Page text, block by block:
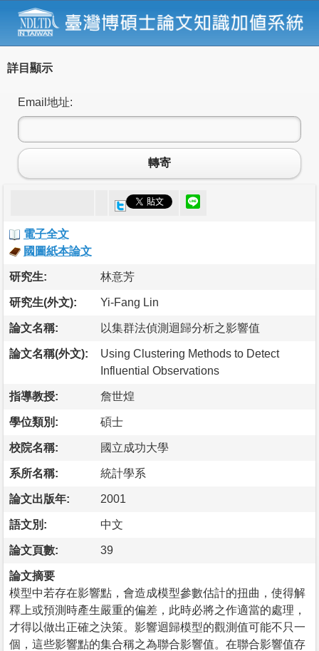
詳目顯示
Email地址:
轉寄
電子全文
國圖紙本論文
研究生: 林意芳
研究生(外文): Yi-Fang Lin
論文名稱: 以集群法偵測迴歸分析之影響值
論文名稱(外文):
Using Clustering Methods to Detect
Influential Observations
指導教授: 詹世煌
學位類別: 碩士
校院名稱: 國立成功大學
系所名稱: 統計學系
論文出版年: 2001
語文別: 中文
論文頁數: 39
論文摘要
模型中若存在影響點，會造成模型參數估計的扭曲，使得解
釋上或預測時產生嚴重的偏差，此時必將之作適當的處理，
才得以做出正確之決策。影響迴歸模型的觀測值可能不只一
個，這些影響點的集合稱之為聯合影響值。在聯合影響值存